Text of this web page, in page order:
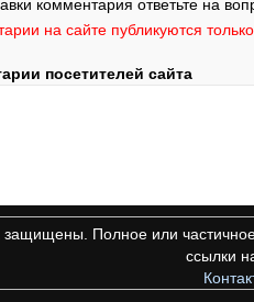
комментария ответьте на
на сайте публикуются
посетителей сайта
защищены. Полное или
ссылки